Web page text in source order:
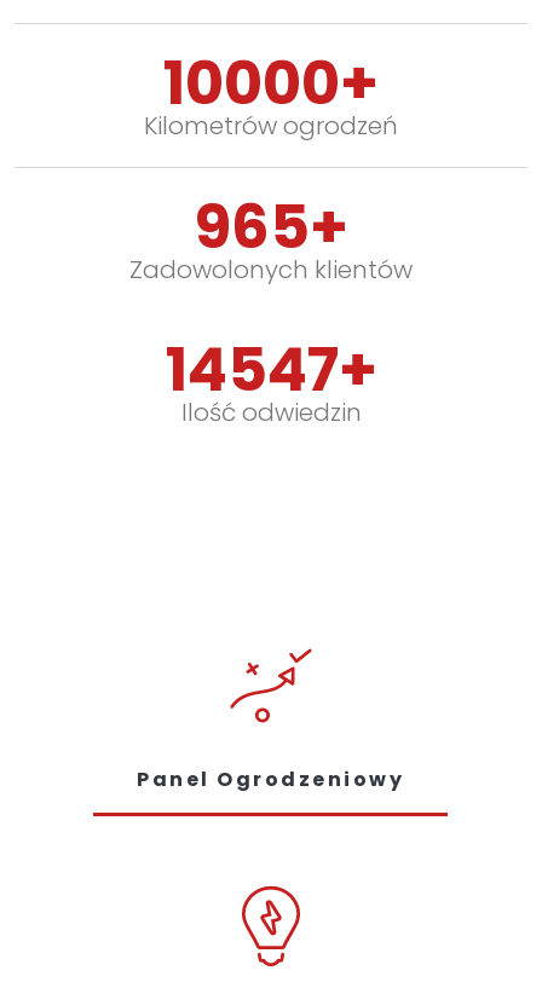
10000+
Kilometrów ogrodzeń
965+
Zadowolonych klientów
14547+
Ilość odwiedzin
Panel Ogrodzeniowy